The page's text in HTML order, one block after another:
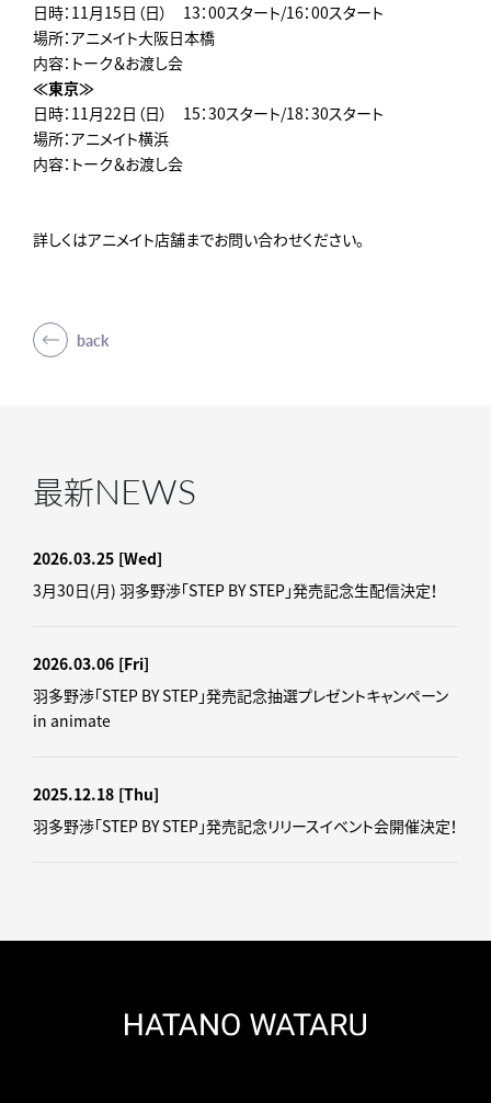
日時：11月15日（日） 13：00スタート/16：00スタート
場所：アニメイト大阪日本橋
内容：トーク＆お渡し会
≪東京≫
日時：11月22日（日） 15：30スタート/18：30スタート
場所：アニメイト横浜
内容：トーク＆お渡し会
詳しくはアニメイト店舗までお問い合わせください。
back
最新NEWS
2026.03.25 [Wed]
3月30日(月) 羽多野渉「STEP BY STEP」発売記念生配信決定！
2026.03.06 [Fri]
羽多野渉「STEP BY STEP」発売記念抽選プレゼントキャンペーン
in animate
2025.12.18 [Thu]
羽多野渉「STEP BY STEP」発売記念リリースイベント会開催決定！